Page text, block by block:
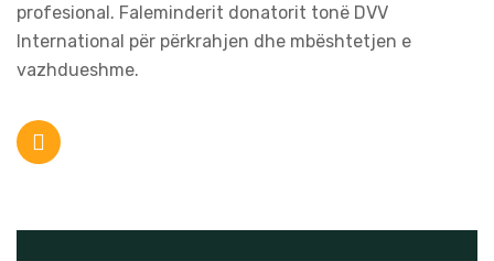
profesional. Faleminderit donatorit tonë DVV
International për përkrahjen dhe mbështetjen e
vazhdueshme.